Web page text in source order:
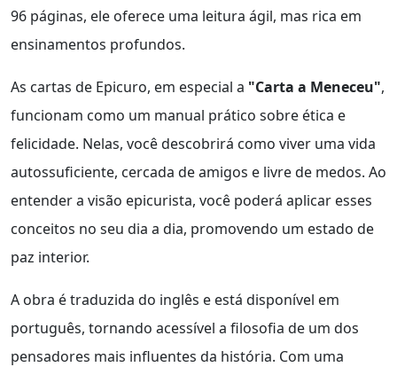
96 páginas, ele oferece uma leitura ágil, mas rica em
ensinamentos profundos.
As cartas de Epicuro, em especial a "Carta a Meneceu",
funcionam como um manual prático sobre ética e
felicidade. Nelas, você descobrirá como viver uma vida
autossuficiente, cercada de amigos e livre de medos. Ao
entender a visão epicurista, você poderá aplicar esses
conceitos no seu dia a dia, promovendo um estado de
paz interior.
A obra é traduzida do inglês e está disponível em
português, tornando acessível a filosofia de um dos
pensadores mais influentes da história. Com uma